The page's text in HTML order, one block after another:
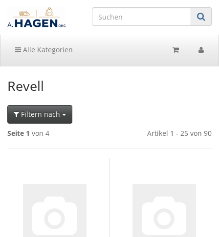
Alle Kategorien
Revell
Filtern nach
Seite 1 von 4 Artikel 1 - 25 von 90